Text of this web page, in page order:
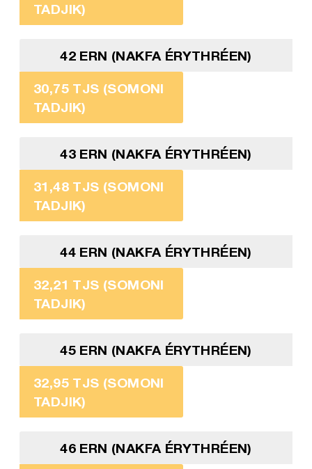
TADJIK)
42 ERN (NAKFA ÉRYTHRÉEN)
30,75 TJS (SOMONI
TADJIK)
43 ERN (NAKFA ÉRYTHRÉEN)
31,48 TJS (SOMONI
TADJIK)
44 ERN (NAKFA ÉRYTHRÉEN)
32,21 TJS (SOMONI
TADJIK)
45 ERN (NAKFA ÉRYTHRÉEN)
32,95 TJS (SOMONI
TADJIK)
46 ERN (NAKFA ÉRYTHRÉEN)